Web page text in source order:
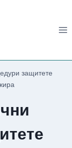
защитете